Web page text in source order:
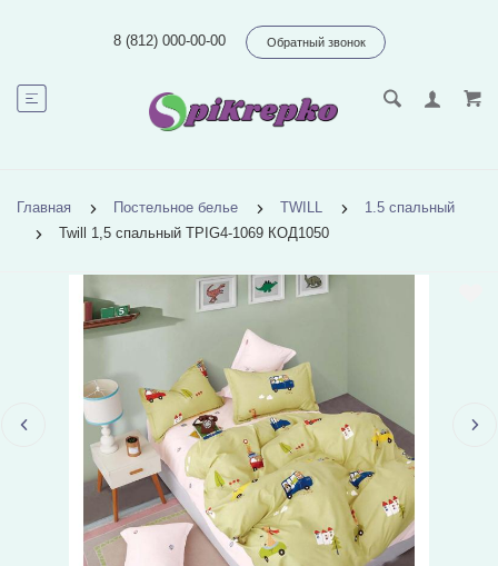
8 (812) 000-00-00 Обратный звонок
Главная Постельное белье TWILL
1.5 спальный
Twill 1,5 спальный TPIG4-1069 КОД1050